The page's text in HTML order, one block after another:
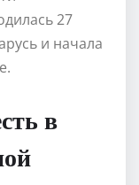
27
и начала
в